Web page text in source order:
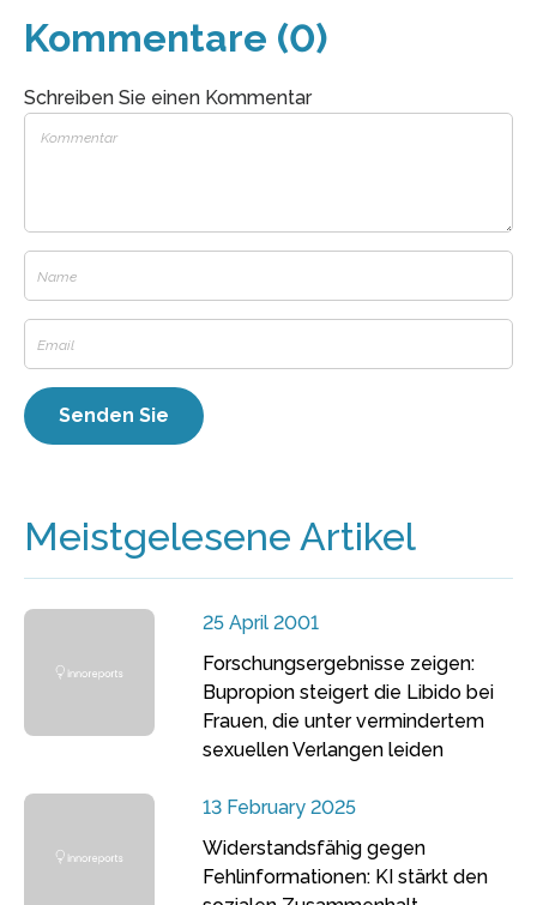
Kommentare (0)
Schreiben Sie einen Kommentar
Meistgelesene Artikel
25 April 2001
Forschungsergebnisse zeigen:
Bupropion steigert die Libido bei
Frauen, die unter vermindertem
sexuellen Verlangen leiden
13 February 2025
Widerstandsfähig gegen
Fehlinformationen: KI stärkt den